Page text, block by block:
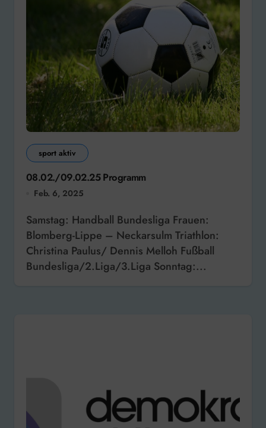
sport aktiv
08.02./09.02.25 Programm
Feb. 6, 2025
Samstag: Handball Bundesliga Frauen:
Blomberg-Lippe – Neckarsulm Triathlon:
Christina Paulus/ Dennis Melloh Fußball
Bundesliga/2.Liga/3.Liga Sonntag:...